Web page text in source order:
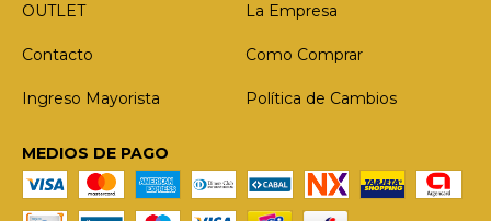
OUTLET La Empresa
Contacto Como Comprar
Ingreso Mayorista Política de Cambios
MEDIOS DE PAGO